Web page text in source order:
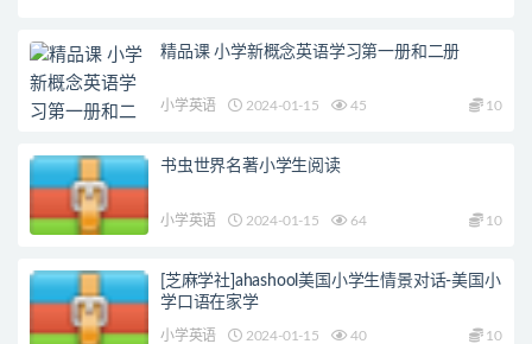
精品课 小学新概念英语学习第一册和二册
小学英语 2024-01-15 45 10
书虫世界名著小学生阅读
小学英语 2024-01-15 64 10
[芝麻学社]ahashool美国小学生情景对话-美国小
学口语在家学
小学英语 2024-01-15 40 10